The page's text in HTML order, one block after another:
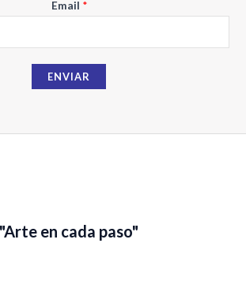
o
r
m
Email *
ENVIAR
"Arte en cada paso"